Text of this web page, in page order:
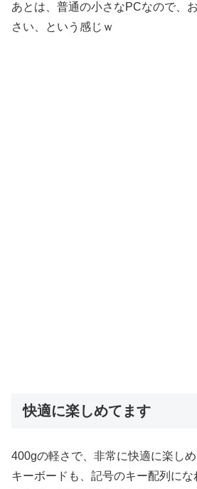
あとは、普通の小さなPCなので、
さい、という感じｗ
快適に楽しめてます
400gの軽さで、非常に快適に楽しめ
キーボードも、記号のキー配列にな